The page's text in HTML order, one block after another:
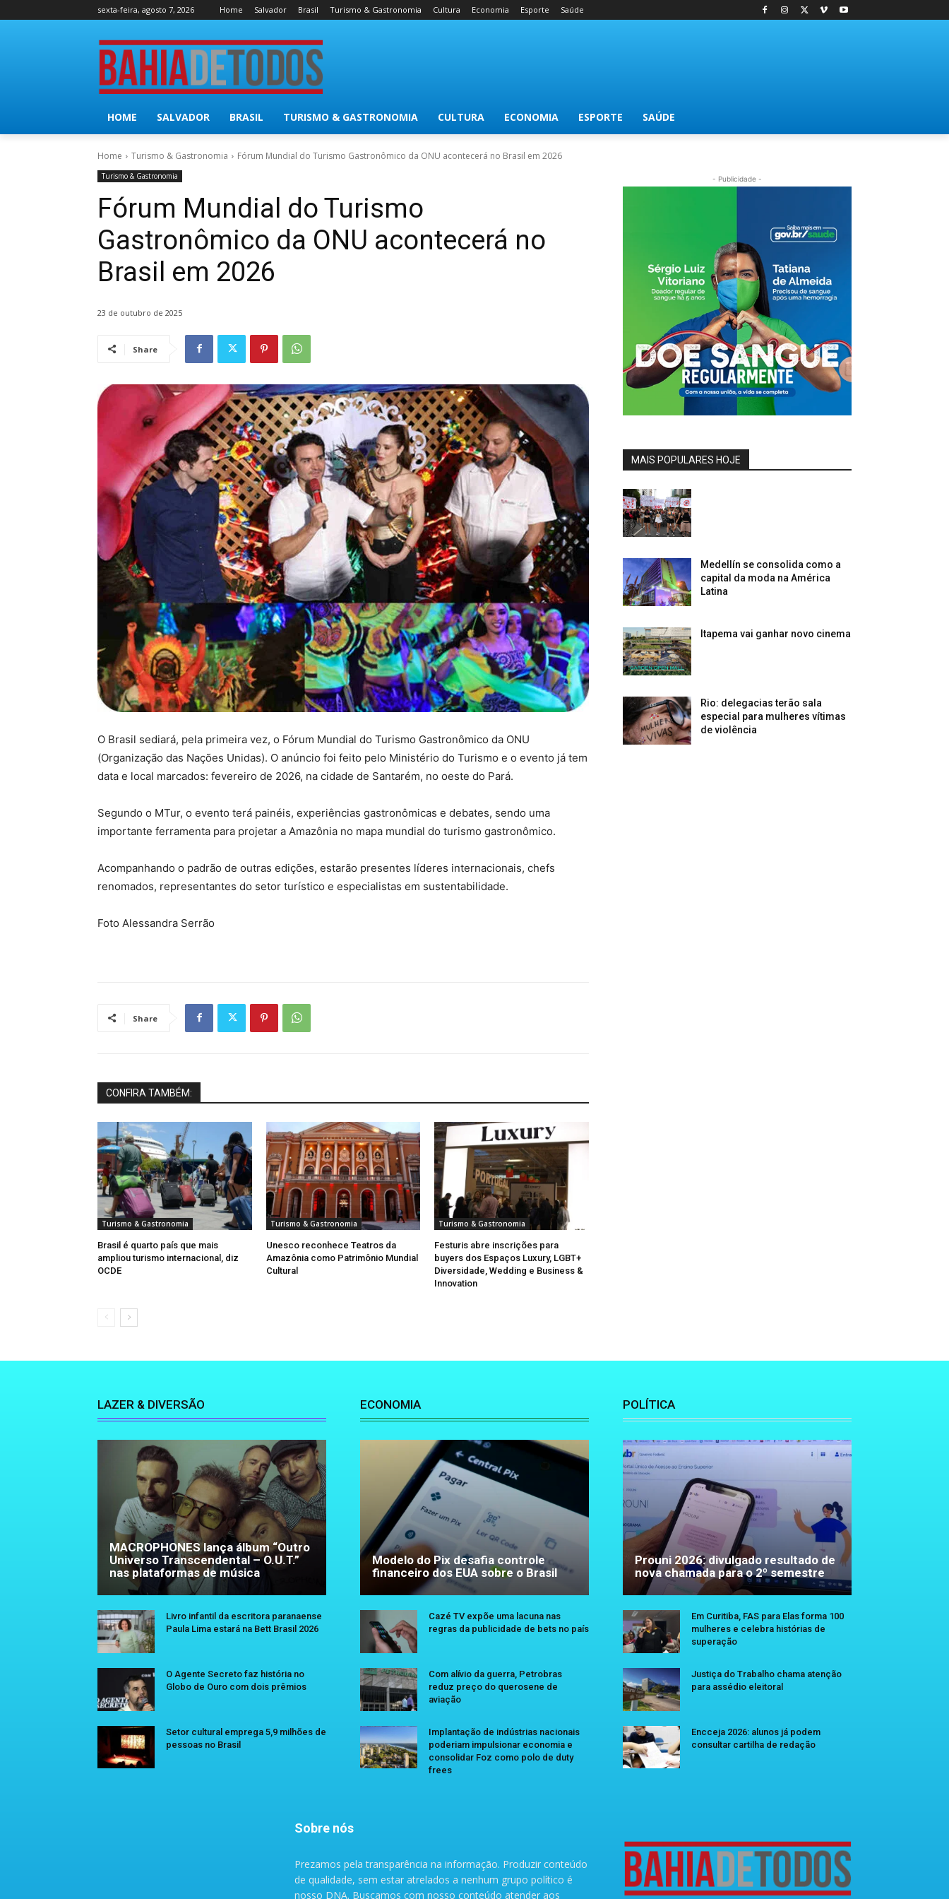
sexta-feira, agosto 7, 2026 Home Salvador Brasil Turismo & Gastronomia Cultura Economia Esporte Saúde
HOME SALVADOR BRASIL TURISMO & GASTRONOMIA CULTURA ECONOMIA ESPORTE SAÚDE
Home Turismo & Gastronomia Fórum Mundial do Turismo Gastronômico da ONU acontecerá no Brasil em 2026
Turismo & Gastronomia
Fórum Mundial do Turismo
Gastronômico da ONU acontecerá no
Brasil em 2026
23 de outubro de 2025
Share
O Brasil sediará, pela primeira vez, o Fórum Mundial do Turismo Gastronômico da ONU
(Organização das Nações Unidas). O anúncio foi feito pelo Ministério do Turismo e o evento já tem
data e local marcados: fevereiro de 2026, na cidade de Santarém, no oeste do Pará.
Segundo o MTur, o evento terá painéis, experiências gastronômicas e debates, sendo uma
importante ferramenta para projetar a Amazônia no mapa mundial do turismo gastronômico.
Acompanhando o padrão de outras edições, estarão presentes líderes internacionais, chefs
renomados, representantes do setor turístico e especialistas em sustentabilidade.
Foto Alessandra Serrão
Share
CONFIRA TAMBÉM:
Turismo & Gastronomia
Brasil é quarto país que mais
ampliou turismo internacional, diz
OCDE
Turismo & Gastronomia
Unesco reconhece Teatros da
Amazônia como Patrimônio Mundial
Cultural
Turismo & Gastronomia
Festuris abre inscrições para
buyers dos Espaços Luxury, LGBT+
Diversidade, Wedding e Business &
Innovation
- Publicidade -
MAIS POPULARES HOJE
Medellín se consolida como a
capital da moda na América
Latina
Itapema vai ganhar novo cinema
Rio: delegacias terão sala
especial para mulheres vítimas
de violência
LAZER & DIVERSÃO
MACROPHONES lança álbum “Outro
Universo Transcendental – O.U.T.”
nas plataformas de música
Livro infantil da escritora paranaense
Paula Lima estará na Bett Brasil 2026
O Agente Secreto faz história no
Globo de Ouro com dois prêmios
Setor cultural emprega 5,9 milhões de
pessoas no Brasil
ECONOMIA
Modelo do Pix desafia controle
financeiro dos EUA sobre o Brasil
Cazé TV expõe uma lacuna nas
regras da publicidade de bets no país
Com alívio da guerra, Petrobras
reduz preço do querosene de
aviação
Implantação de indústrias nacionais
poderiam impulsionar economia e
consolidar Foz como polo de duty
frees
POLÍTICA
Prouni 2026: divulgado resultado de
nova chamada para o 2º semestre
Em Curitiba, FAS para Elas forma 100
mulheres e celebra histórias de
superação
Justiça do Trabalho chama atenção
para assédio eleitoral
Encceja 2026: alunos já podem
consultar cartilha de redação
Sobre nós
Prezamos pela transparência na informação. Produzir conteúdo
de qualidade, sem estar atrelados a nenhum grupo político é
nosso DNA. Buscamos com nosso conteúdo atender aos